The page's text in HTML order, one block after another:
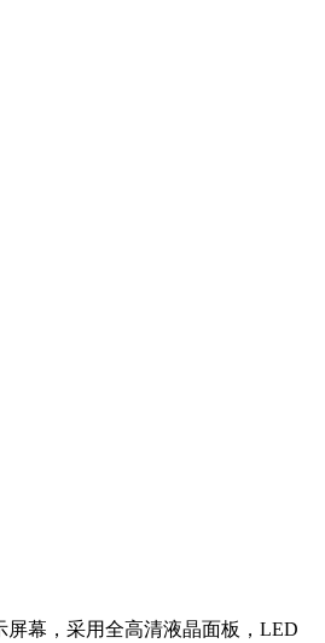
屏幕，采用全高清液晶面板，LED